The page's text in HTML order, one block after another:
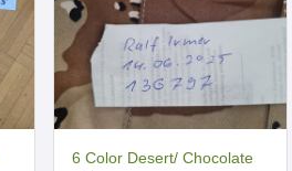
6 Color Desert/ Chocolate